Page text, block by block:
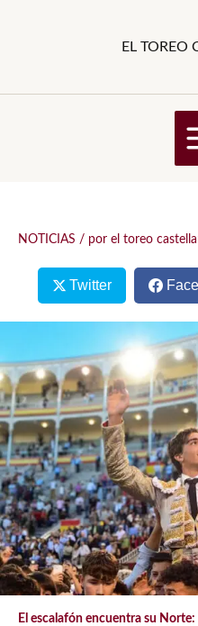
EL TOREO
NOTICIAS / por el toreo
Twitter
El escalafón encuentra su